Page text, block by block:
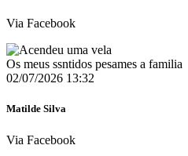
Via Facebook
Os meus ssntidos pesames a familia
02/07/2026 13:32
Matilde Silva
Via Facebook